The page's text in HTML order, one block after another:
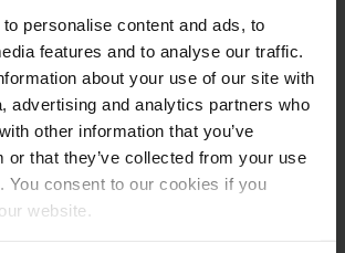
personalise content and ads, to
features and to analyse our traffic.
about your use of our site with
advertising and analytics partners who
other information that you’ve
or that they’ve collected from your use
You consent to our cookies if you
website.
PLUS
sur un équipement ?